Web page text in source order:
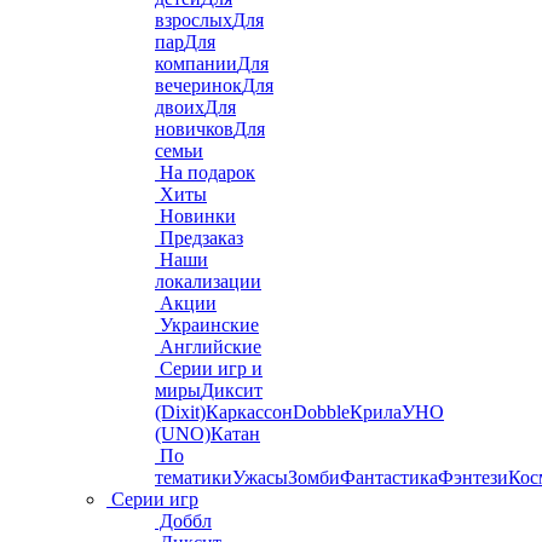
взрослыхДля
парДля
компанииДля
вечеринокДля
двоихДля
новичковДля
семьи
На подарок
Хиты
Новинки
Предзаказ
Наши
локализации
Акции
Украинские
Английские
Серии игр и
мирыДиксит
(Dixit)КаркассонDobbleКрилаУНО
(UNO)Катан
По
тематикиУжасыЗомбиФантастикаФэнтези
Серии игр
Доббл